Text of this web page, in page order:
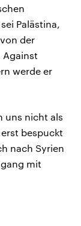
Palästina,
der
Against
werde er
uns nicht als
bespuckt
nach Syrien
mit